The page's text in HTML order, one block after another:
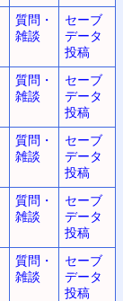
質問・
雑談
セーブ
データ
投稿
質問・
雑談
セーブ
データ
投稿
質問・
雑談
セーブ
データ
投稿
質問・
雑談
セーブ
データ
投稿
質問・
雑談
セーブ
データ
投稿